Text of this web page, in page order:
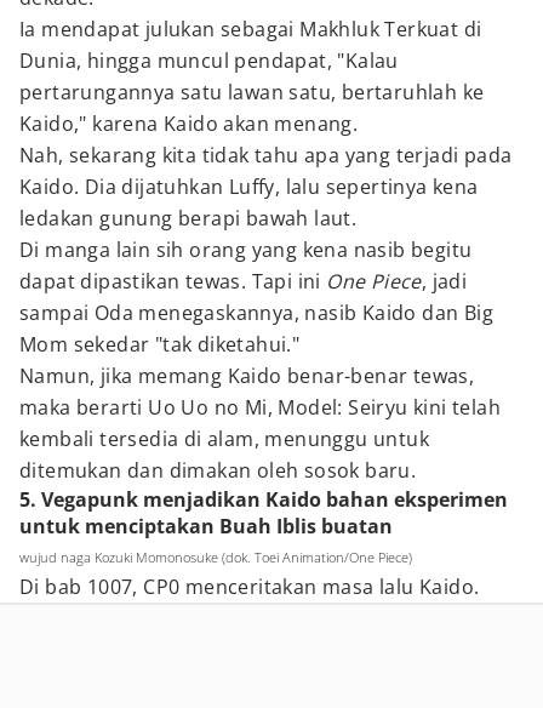
Ia mendapat julukan sebagai Makhluk Terkuat di
Dunia, hingga muncul pendapat, "Kalau
pertarungannya satu lawan satu, bertaruhlah ke
Kaido," karena Kaido akan menang.
Nah, sekarang kita tidak tahu apa yang terjadi pada
Kaido. Dia dijatuhkan Luffy, lalu sepertinya kena
ledakan gunung berapi bawah laut.
Di manga lain sih orang yang kena nasib begitu
dapat dipastikan tewas. Tapi ini One Piece, jadi
sampai Oda menegaskannya, nasib Kaido dan Big
Mom sekedar "tak diketahui."
Namun, jika memang Kaido benar-benar tewas,
maka berarti Uo Uo no Mi, Model: Seiryu kini telah
kembali tersedia di alam, menunggu untuk
ditemukan dan dimakan oleh sosok baru.
5. Vegapunk menjadikan Kaido bahan eksperimen
untuk menciptakan Buah Iblis buatan
wujud naga Kozuki Momonosuke (dok. Toei Animation/One Piece)
Di bab 1007, CP0 menceritakan masa lalu Kaido.